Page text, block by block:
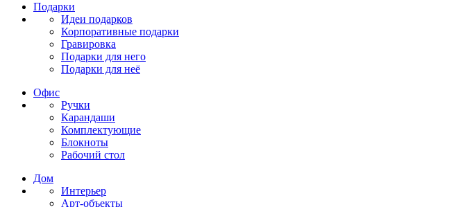
Подарки
Идеи подарков
Корпоративные подарки
Гравировка
Подарки для него
Подарки для неё
Офис
Ручки
Карандаши
Комплектующие
Блокноты
Рабочий стол
Дом
Интерьер
Арт-объекты